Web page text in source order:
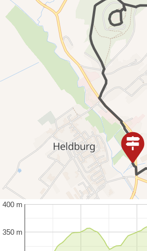
350 m
400 m